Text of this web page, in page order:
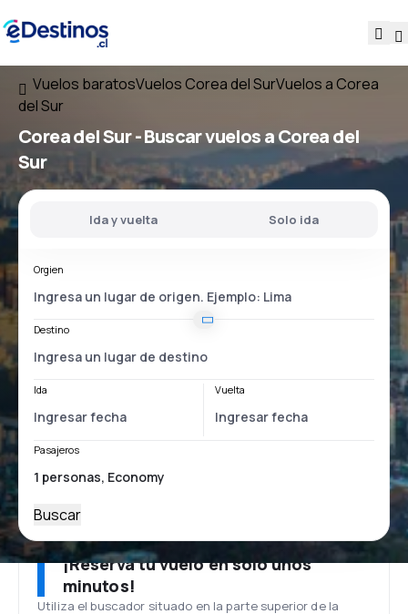
Vuelos baratosVuelos Corea del SurVuelos a Corea
del Sur
Corea del Sur - Buscar vuelos a Corea del
Sur
Ida y vuelta Solo ida
Orgien
Destino
Ida Vuelta
Pasajeros
Buscar
¡Reserva tu vuelo en solo unos
minutos!
Utiliza el buscador situado en la parte superior de la